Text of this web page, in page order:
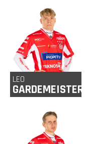
LEO
GARDEMEISTER
Kuusankoski